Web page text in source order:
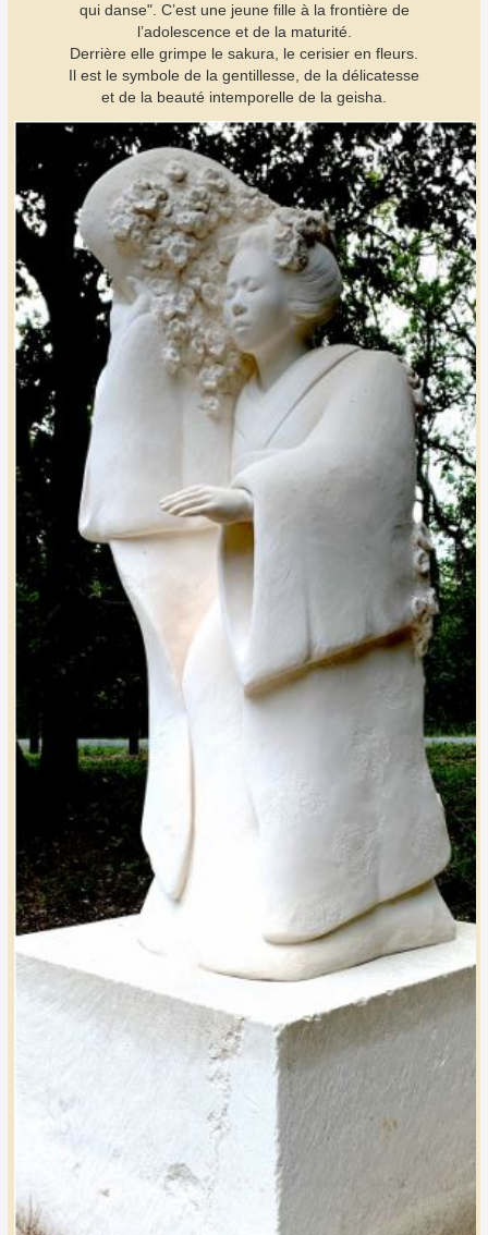
qui danse". C’est une jeune fille à la frontière de
l’adolescence et de la maturité.
Derrière elle grimpe le sakura, le cerisier en fleurs.
Il est le symbole de la gentillesse, de la délicatesse
et de la beauté intemporelle de la geisha.